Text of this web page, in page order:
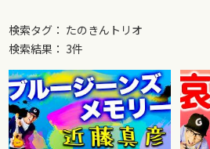
検索タグ： たのきんトリオ
検索結果： 3件